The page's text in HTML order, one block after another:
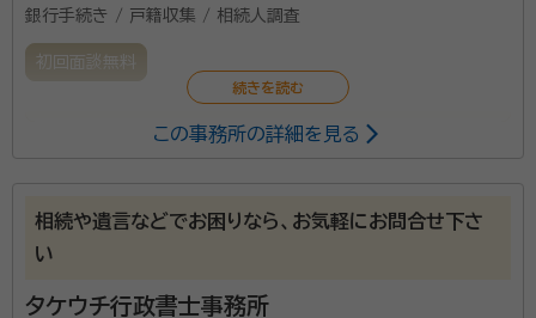
銀行手続き / 戸籍収集 / 相続人調査
初回面談無料
当事務所は、外国人の在留資格を中心に幅広くご相談
験をもとにお客様目線でのアドバイスをさせていただき
ます。
この事務所の詳細を見る
相続や遺言などでお困りなら、お気軽にお問合せ下さ
い
タケウチ行政書士事務所